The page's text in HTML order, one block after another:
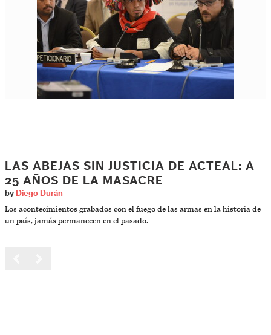
LAS ABEJAS SIN JUSTICIA DE ACTEAL: A
25 AÑOS DE LA MASACRE
by Diego Durán
Los acontecimientos grabados con el fuego de las armas en la historia de
un país, jamás permanecen en el pasado.